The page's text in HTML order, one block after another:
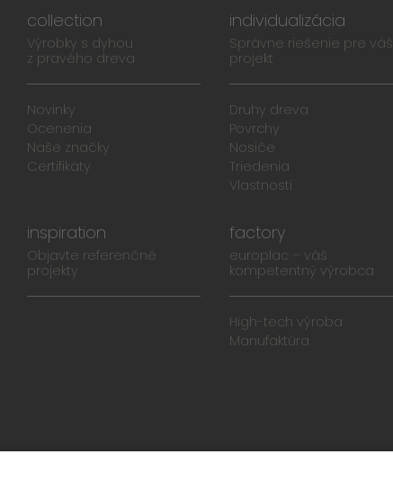
collection
Výrobky s dyhou
z pravého dreva
Novinky
Ocenenia
Naše značky
Certifikáty
individualizácia
Správne riešenie pre váš
projekt
Druhy dreva
Povrchy
Nosiče
Triedenia
Vlastnosti
inspiration
Objavte referenčné
projekty
factory
europlac – váš
kompetentný výrobca
High-tech výroba
Manufaktúra